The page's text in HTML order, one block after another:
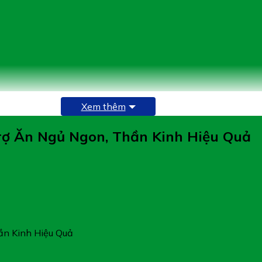
đủ 1 viên.
Xem thêm
Ăn Ngủ Ngon, Thần Kinh Hiệu Quả
Kinh Hiệu Quả